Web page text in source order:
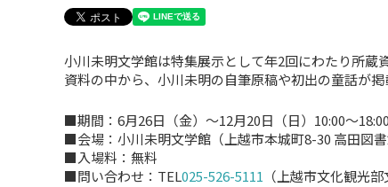
小川未明文学館は特集展示として年2回にわたり所
資料の中から、小川未明の自筆原稿や初出の童話が掲
■期間：6月26日（金）～12月20日（日）10:00～18:00
■会場：小川未明文学館（上越市本城町8-30 高田図書
■入場料：無料
■問い合わせ：TEL025-526-5111 （上越市文化観光部